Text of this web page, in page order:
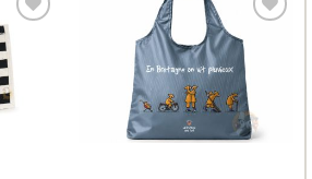
Ajouter
favoris
Ajouter
favoris